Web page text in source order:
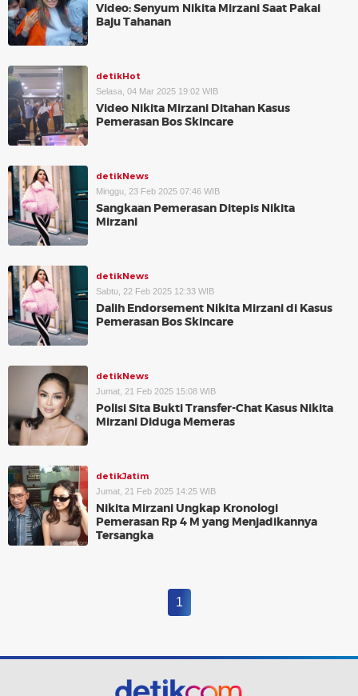
Video: Senyum Nikita Mirzani Saat Pakai
Baju Tahanan
detikHot
Selasa, 04 Mar 2025 19:02 WIB
Video Nikita Mirzani Ditahan Kasus
Pemerasan Bos Skincare
detikNews
Minggu, 23 Feb 2025 07:46 WIB
Sangkaan Pemerasan Ditepis Nikita
Mirzani
detikNews
Sabtu, 22 Feb 2025 12:33 WIB
Dalih Endorsement Nikita Mirzani di Kasus
Pemerasan Bos Skincare
detikNews
Jumat, 21 Feb 2025 15:08 WIB
Polisi Sita Bukti Transfer-Chat Kasus Nikita
Mirzani Diduga Memeras
detikJatim
Jumat, 21 Feb 2025 14:25 WIB
Nikita Mirzani Ungkap Kronologi
Pemerasan Rp 4 M yang Menjadikannya
Tersangka
1